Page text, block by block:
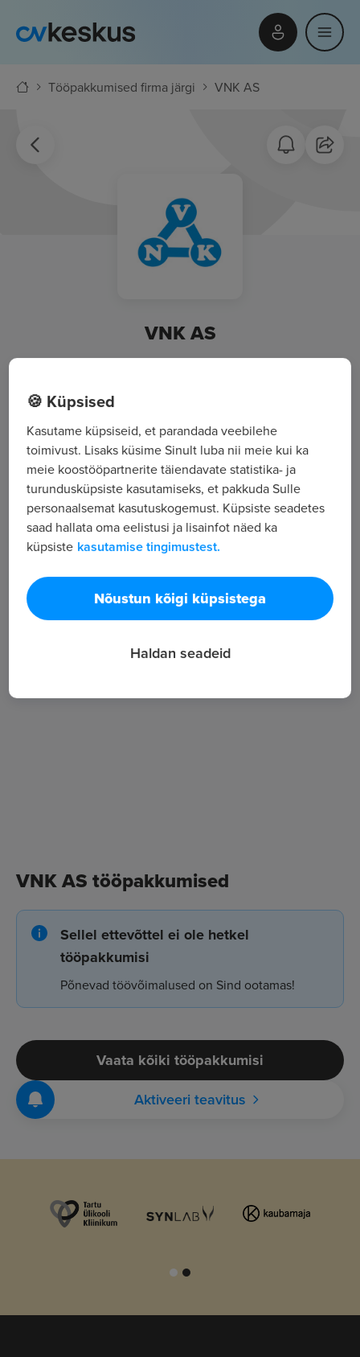
Tööpakkumised firma järgi VNK AS
VNK AS
Keemia vkt 1c, Kohtla-Järve, Ida-Virumaa
Kõik tööpakkumised
Tööpakkuja tutvustus
111
Töötajate arv
Vaatamised
VNK AS tööpakkumised
Sellel ettevõttel ei ole hetkel
tööpakkumisi
Põnevad töövõimalused on Sind ootamas!
Vaata kõiki tööpakkumisi
Aktiveeri teavitus
🍪 Küpsised
Kasutame küpsiseid, et parandada veebilehe
toimivust. Lisaks küsime Sinult luba nii meie kui ka
meie koostööpartnerite täiendavate statistika- ja
turundusküpsiste kasutamiseks, et pakkuda Sulle
personaalsemat kasutuskogemust. Küpsiste seadetes
saad hallata oma eelistusi ja lisainfot näed ka
küpsiste kasutamise tingimustest.
Nõustun kõigi küpsistega
Haldan seadeid